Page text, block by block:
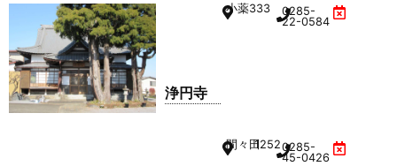
浄円寺
小薬333
0285-
22-0584
間々田12520285-
45-0426